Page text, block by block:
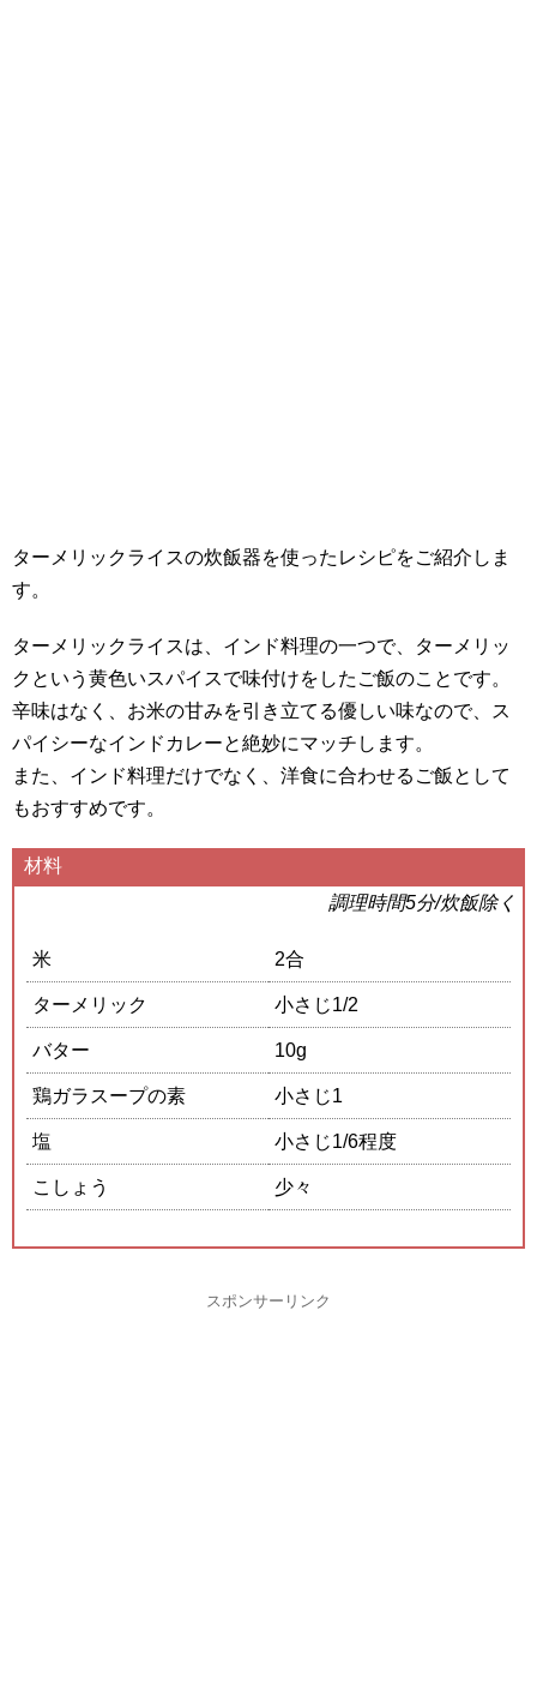
ターメリックライスの炊飯器を使ったレシピをご紹介しま
す。
ターメリックライスは、インド料理の一つで、ターメリッ
クという黄色いスパイスで味付けをしたご飯のことです。
辛味はなく、お米の甘みを引き立てる優しい味なので、ス
パイシーなインドカレーと絶妙にマッチします。
また、インド料理だけでなく、洋食に合わせるご飯として
もおすすめです。
材料
調理時間5分/炊飯除く
米 2合
ターメリック 小さじ1/2
バター 10g
鶏ガラスープの素 小さじ1
塩 小さじ1/6程度
こしょう 少々
スポンサーリンク